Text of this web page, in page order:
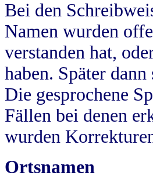
Bei den
Namen wurden
verstanden hat,
haben. Später
Die gesprochene
Fällen bei denen
wurden
Ortsnamen